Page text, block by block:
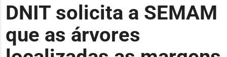
DNIT solicita a SEMAM
que as árvores